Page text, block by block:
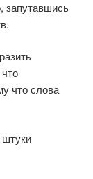
запутавшись
что слова